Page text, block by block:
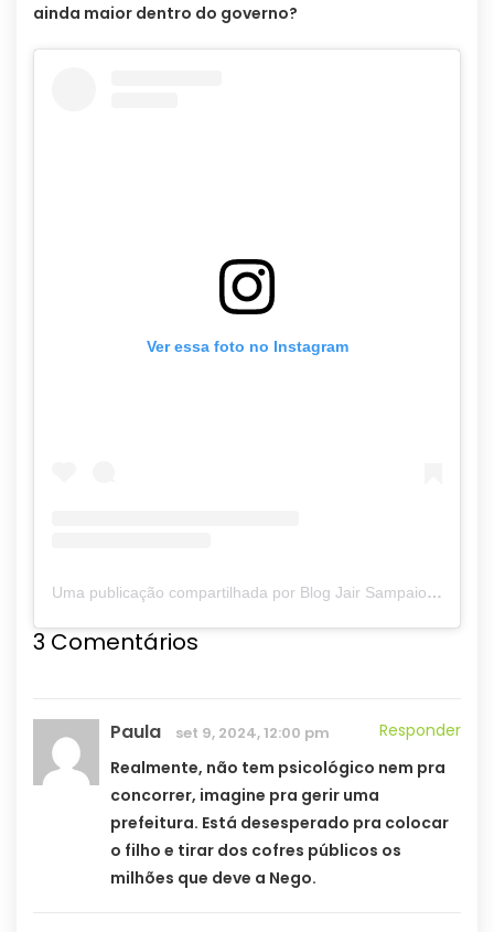
ainda maior dentro do governo?
Ver essa foto no Instagram
Uma publicação compartilhada por Blog Jair Sampaio (@blogjairsampaio_)
3 Comentários
Paula set 9, 2024, 12:00 pm
Responder
Realmente, não tem psicológico nem pra
concorrer, imagine pra gerir uma
prefeitura. Está desesperado pra colocar
o filho e tirar dos cofres públicos os
milhões que deve a Nego.